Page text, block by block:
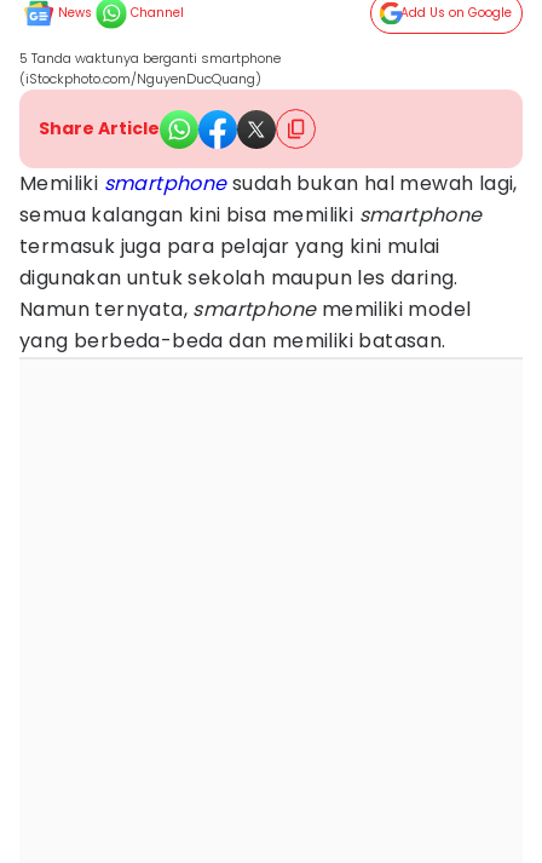
News Channel Add Us on Google
5 Tanda waktunya berganti smartphone
(iStockphoto.com/NguyenDucQuang)
Share Article
Memiliki smartphonesudah bukan hal mewah lagi,
semua kalangan kini bisa memiliki smartphone
termasuk juga para pelajar yang kini mulai
digunakan untuk sekolah maupun les daring.
Namun ternyata, smartphonememiliki model
yang berbeda-beda dan memiliki batasan.